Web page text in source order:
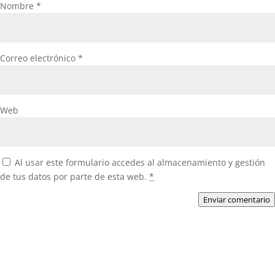
Nombre *
Correo electrónico *
Web
Al usar este formulario accedes al almacenamiento y gestión
de tus datos por parte de esta web. *
Enviar comentario